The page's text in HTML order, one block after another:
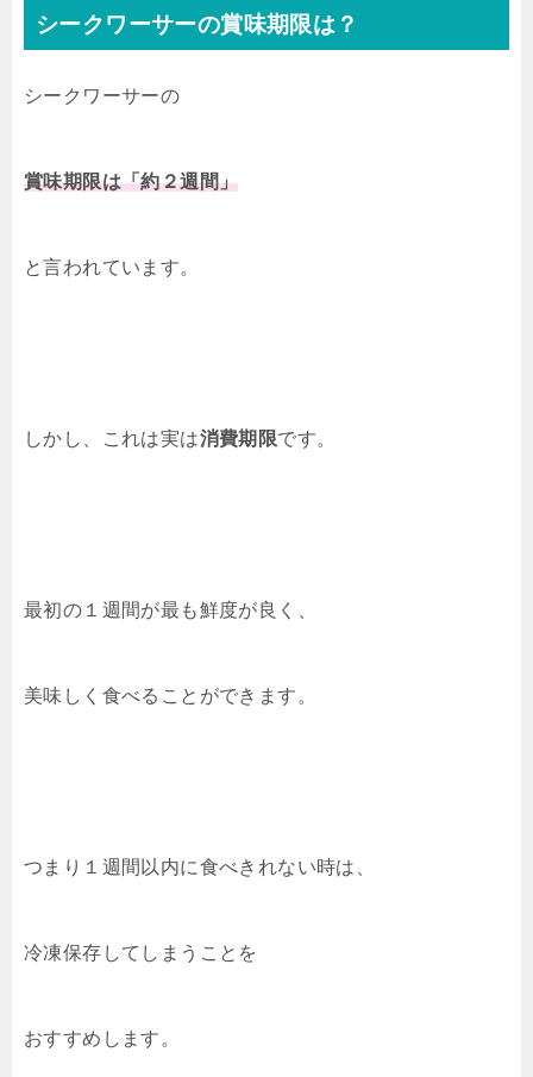
シークワーサーの賞味期限は？
シークワーサーの
賞味期限は「約２週間」
と言われています。
しかし、これは実は消費期限です。
最初の１週間が最も鮮度が良く、
美味しく食べることができます。
つまり１週間以内に食べきれない時は、
冷凍保存してしまうことを
おすすめします。